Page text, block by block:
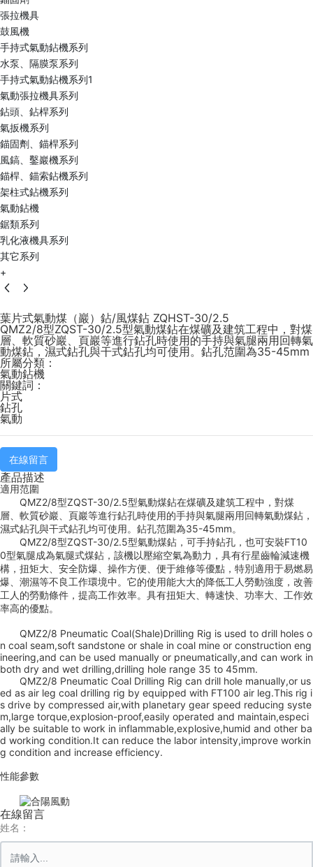
張拉機具
鼓風機
手持式氣動鉆機系列
水泵、隔膜泵系列
手持式氣動鉆機系列1
氣動張拉機具系列
鉆頭、鉆桿系列
氣扳機系列
錨固劑、錨桿系列
風鎬、鑿巖機系列
錨桿、錨索鉆機系列
架柱式鉆機系列
氣動鉆機
鋸類系列
乳化液機具系列
其它系列
+
葉片式氣動煤（巖）鉆/風煤鉆 ZQHST-30/2.5
QMZ2/8型ZQST-30/2.5型氣動煤鉆在煤礦及建筑工程中，對煤
層、軟質砂巖、頁巖等進行鉆孔時使用的手持與氣腿兩用回轉氣
動煤鉆，濕式鉆孔與干式鉆孔均可使用。鉆孔范圍為35-45mm
所屬分類：
氣動鉆機
關鍵詞：
片式
鉆孔
氣動
在線留言
產品描述
適用范圍
QMZ2/8型ZQST-30/2.5型氣動煤鉆在煤礦及建筑工程中，對煤
層、軟質砂巖、頁巖等進行鉆孔時使用的手持與氣腿兩用回轉氣動煤鉆，
濕式鉆孔與干式鉆孔均可使用。鉆孔范圍為35-45mm。
QMZ2/8型ZQST-30/2.5型氣動煤鉆，可手持鉆孔，也可安裝FT10
0型氣腿成為氣腿式煤鉆，該機以壓縮空氣為動力，具有行星齒輪減速機
構，扭矩大、安全防爆、操作方便、便于維修等優點，特別適用于易燃易
爆、潮濕等不良工作環境中。它的使用能大大的降低工人勞動強度，改善
工人的勞動條件，提高工作效率。具有扭矩大、轉速快、功率大、工作效
率高的優點。
QMZ2/8 Pneumatic Coal(Shale)Drilling Rig is used to drill holes o
n coal seam,soft sandstone or shale in coal mine or construction eng
ineering,and can be used manually or pneumatically,and can work in
both dry and wet drilling,drilling hole range 35 to 45mm.
QMZ2/8 Pneumatic Coal Drilling Rig can drill hole manually,or us
ed as air leg coal drilling rig by equipped with FT100 air leg.This rig i
s drive by compressed air,with planetary gear speed reducing syste
m,large torque,explosion-proof,easily operated and maintain,especi
ally be suitable to work in inflammable,explosive,humid and other ba
d working condition.It can reduce the labor intensity,improve workin
g condition and increase efficiency.
性能參數
在線留言
姓名：